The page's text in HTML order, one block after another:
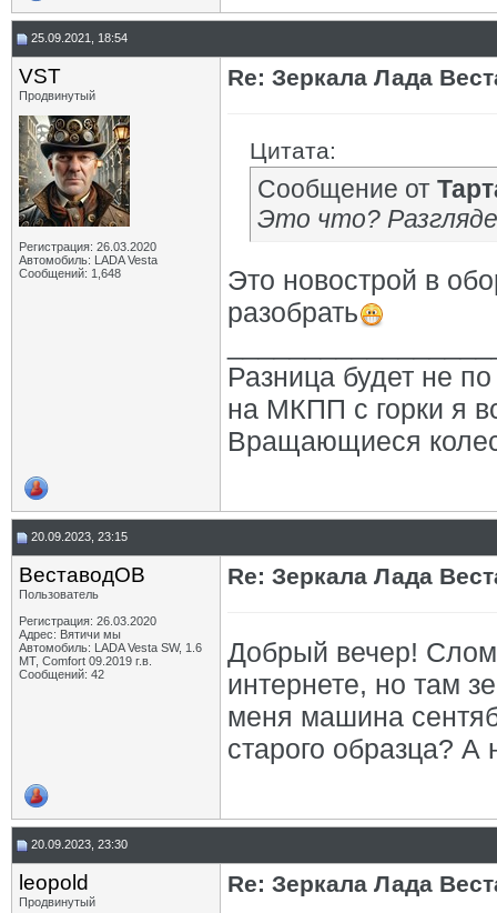
25.09.2021, 18:54
VST
Продвинутый
Регистрация: 26.03.2020
Автомобиль: LADA Vesta
Сообщений: 1,648
Re: Зеркала Лада
Цитата:
Сообщение от
Это что?
Это новострой в
разобрать
Разница будет не
на МКПП с горки я
Вращающиеся
20.09.2023, 23:15
ВеставодОВ
Пользователь
Регистрация: 26.03.2020
Адрес: Вятичи мы
Автомобиль: LADA Vesta SW, 1.6
MT, Comfort 09.2019 г.в.
Сообщений: 42
Re: Зеркала Лада
Добрый вечер!
интернете, но там
меня машина
старого образца? А
20.09.2023, 23:30
leopold
Продвинутый
Re: Зеркала Лада